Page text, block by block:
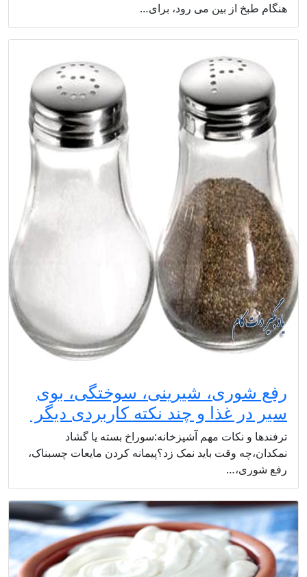
هنگام طبخ از بین می رود، برای…
رفع شوری، شیرینی، سوختگی، بوی
سیر در غذا و چند نکته کاربردی دیگر
ترفندها و نکات مهم آشپزخانه:سوراخ بسته یا گشاد
نمکدان،چه وقت باید نمک زد؟پیمانه کردن مایعات چسبناک،
رفع شوری،…